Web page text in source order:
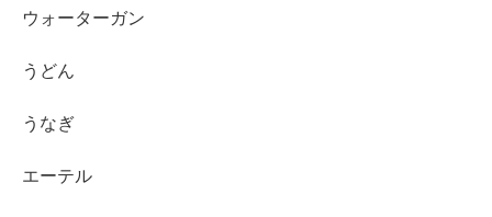
ウォーターガン
うどん
うなぎ
エーテル